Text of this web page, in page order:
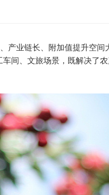
产业链长、附加值提升空间
间、文旅场景，既解决了